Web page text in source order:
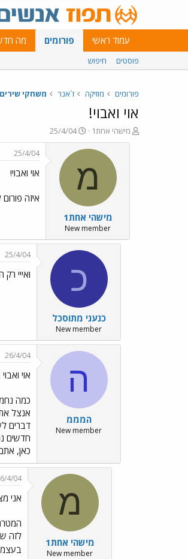
עמוד ראשי פורומים מה
פוסטים חיפוש
פורומים מוזיקה ז`אנר משחקי שירים
אוי ואבוי!
פ
ו
מישהי אחת1
פ
ו
ר
א
ר
י
ך
25/4/04
מ
מישהי אחת1
New member
25/4/04
אוי ואבוי!
איזה
כ
כנעני מתוסכל
New member
25/4/04
ואייי
ה
המממ
New member
26/4/04
אוי
כמה
אנצל
דברים
חדשים
כאן,
מ
מישהי אחת1
New member
4/04
אני
לזה